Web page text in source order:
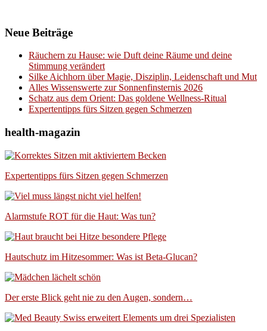
Neue Beiträge
Räuchern zu Hause: wie Duft deine Räume und deine
Stimmung verändert
Silke Aichhorn über Magie, Disziplin, Leidenschaft und Mut
Alles Wissenswerte zur Sonnenfinsternis 2026
Schatz aus dem Orient: Das goldene Wellness-Ritual
Expertentipps fürs Sitzen gegen Schmerzen
health-magazin
Expertentipps fürs Sitzen gegen Schmerzen
Alarmstufe ROT für die Haut: Was tun?
Hautschutz im Hitzesommer: Was ist Beta-Glucan?
Der erste Blick geht nie zu den Augen, sondern…